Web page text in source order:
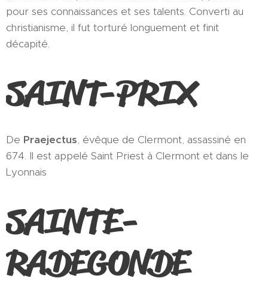
pour ses connaissances et ses talents. Converti au
christianisme, il fut torturé longuement et finit
décapité.
SAINT-PRIX
De Praejectus, évêque de Clermont, assassiné en
674. Il est appelé Saint Priest à Clermont et dans le
Lyonnais
SAINTE-
RADEGONDE